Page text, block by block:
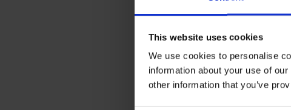
This website uses cookies
We use cookies to personalise
information about your use of
other information that you’ve